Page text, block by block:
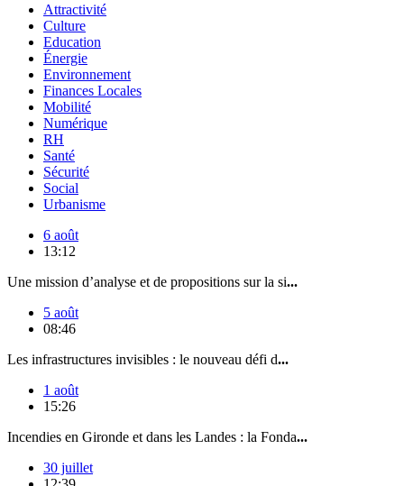
Attractivité
Culture
Education
Énergie
Environnement
Finances Locales
Mobilité
Numérique
RH
Santé
Sécurité
Social
Urbanisme
6 août
13:12
Une mission d’analyse et de propositions sur la si...
5 août
08:46
Les infrastructures invisibles : le nouveau défi d...
1 août
15:26
Incendies en Gironde et dans les Landes : la Fonda...
30 juillet